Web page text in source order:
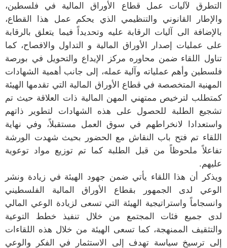
التطرق لآليات عمل قطاع الأوراق المالية في فلسطين،
والإطار القانوني والتنظيمي الذي يحكم عمل هذا القطاع،
بالإضافة الى آليات الرقابة عليه وتحديداً فيما يتعلق بالرقابة
على عمليات إصدار الأوراق المالية و التداول والافصاح، كما
تناول اللقاء ضمن محاوره مركز الإيداع والتحويل في بورصة
فلسطين وأهم عملياته وآلية عمله، إلى جانب أهمية الشهادات
المهنية المتخصصة في قطاع الأوراق المالية التي تقدمها الهيئة
كمتطلب لترخيص ممتهني المهن المالية ذات العلاقة حيث تم
تشجيع الطلبة للحصول على هذه الشهادات لتطوير ذاتهم
واستعدادا لانخراطهم في سوق العمل مستقبلاً، وفي نهاية
اللقاء تم فتح باب النقاش مع الحضور بحيث شهدت الورشة
تفاعلاً ملحوظاً من قبل الطلبة كما تم توزيع مواد توعوية
عليهم.
ويذكر أن هذا اللقاء يأتي ضمن جهود الهيئة في زيادة ونشر
الوعي لدى الجمهور بقطاع الأوراق المالية الفلسطيني
وانسجاماً واستراتيجية الهيئة التي تسعى لزيادة الوعي المالي
لدى جميع فئات المجتمع من خلال تنفيذ خطط التوعية
والتثقيف الممنهجة، كما تسعى الهيئة من خلال هذه اللقاءات
إلى ترسيخ سياسة تهدف إلى الاستثمار في الفكر والوعي